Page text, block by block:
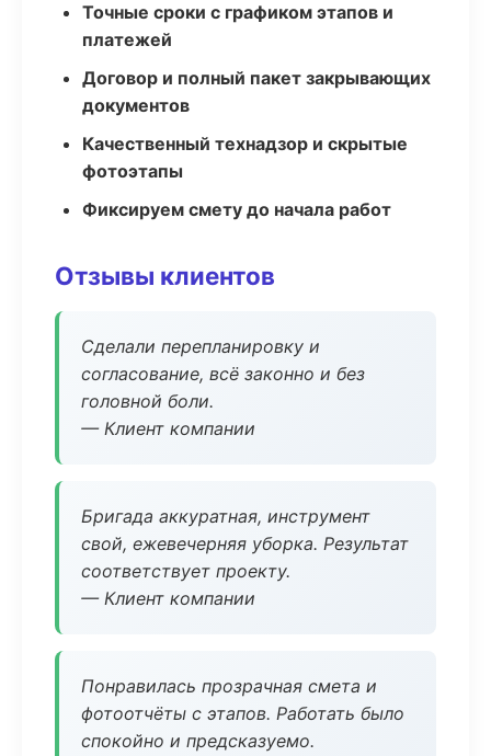
Точные сроки с графиком этапов и
платежей
Договор и полный пакет закрывающих
документов
Качественный технадзор и скрытые
фотоэтапы
Фиксируем смету до начала работ
Отзывы клиентов
Сделали перепланировку и
согласование, всё законно и без
головной боли.
— Клиент компании
Бригада аккуратная, инструмент
свой, ежевечерняя уборка. Результат
соответствует проекту.
— Клиент компании
Понравилась прозрачная смета и
фотоотчёты с этапов. Работать было
спокойно и предсказуемо.